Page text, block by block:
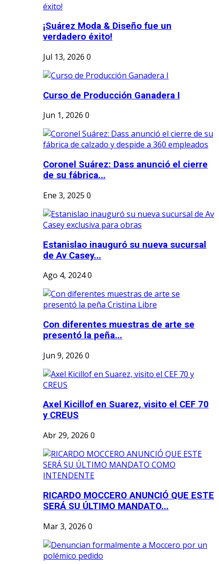
¡Suárez Moda & Diseño fue un
verdadero éxito!
Jul 13, 2026 0
Curso de Producción Ganadera I
Jun 1, 2026 0
Coronel Suárez: Dass anunció el cierre
de su fábrica...
Ene 3, 2025 0
Estanislao inauguró su nueva sucursal
de Av Casey...
Ago 4, 20240
Con diferentes muestras de arte se
presentó la peña...
Jun 9, 2026 0
Axel Kicillof en Suarez, visito el CEF 70
y CREUS
Abr 29, 2026 0
RICARDO MOCCERO ANUNCIÓ QUE ESTE
SERÁ SU ÚLTIMO MANDATO...
Mar 3, 2026 0